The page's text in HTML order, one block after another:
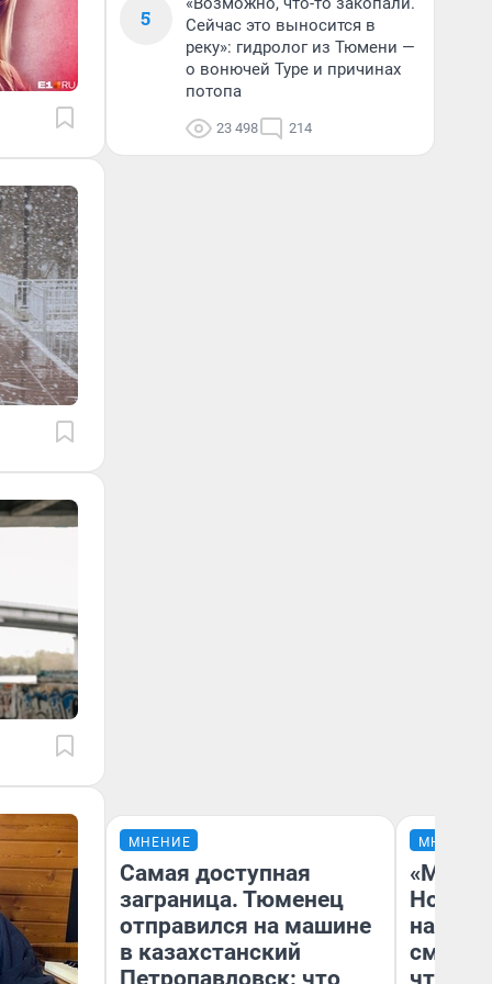
5
Сейчас это выносится в
реку»: гидролог из Тюмени —
о вонючей Туре и причинах
потопа
23 498 214
МНЕНИЕ
Самая доступная
заграница. Тюменец
отправился на машине
в казахстанский
Петропавловск: что
МНЕНИЕ
«Мы
чтобы